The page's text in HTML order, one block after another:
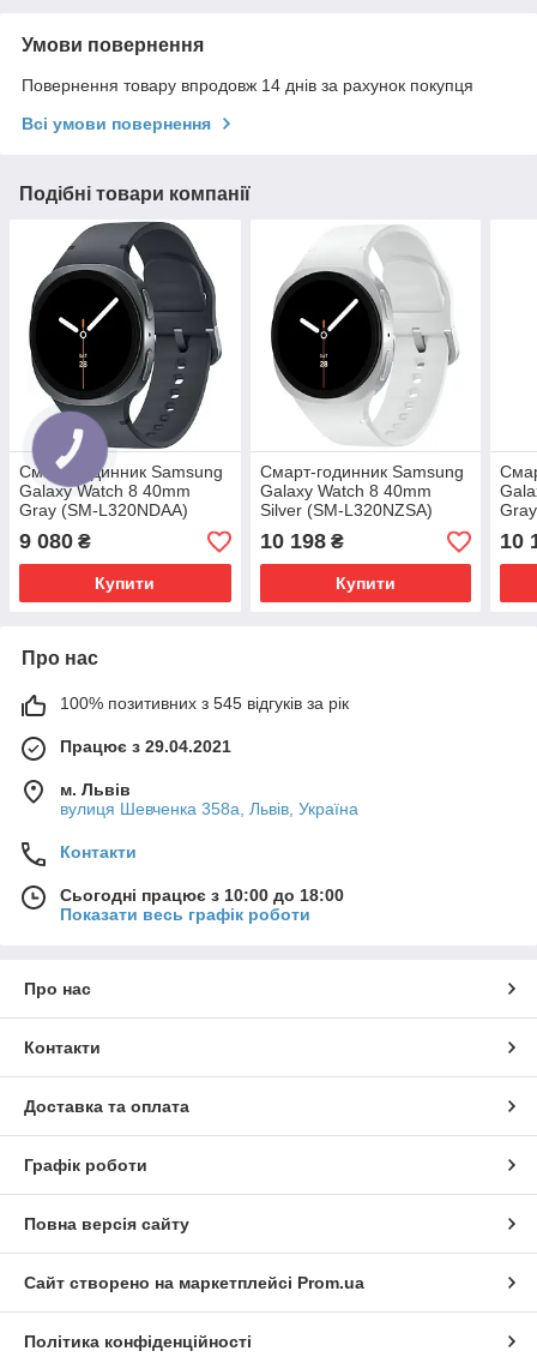
Умови повернення
Повернення товару впродовж 14 днів за рахунок покупця
Всі умови повернення
Подібні товари компанії
Смарт-годинник Samsung
Galaxy Watch 8 40mm
Gray (SM-L320NDAA)
9 080 ₴
Купити
Смарт-годинник Samsung
Galaxy Watch 8 40mm
Silver (SM-L320NZSA)
10 198₴
Купити
10
Про нас
100% позитивних з 545 відгуків за рік
Працює з 29.04.2021
м. Львів
вулиця Шевченка 358а, Львів, Україна
Контакти
Сьогодні працює з 10:00 до 18:00
Показати весь графік роботи
Про нас
Контакти
Доставка та оплата
Графік роботи
Повна версія сайту
Сайт створено на маркетплейсі Prom.ua
Політика конфіденційності